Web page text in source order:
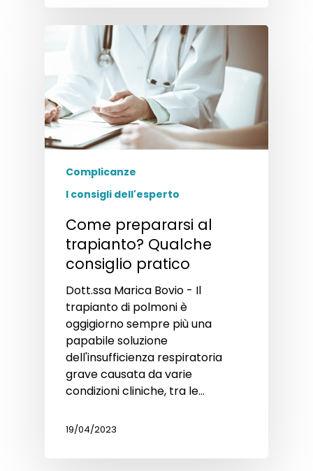
Complicanze
I consigli dell'esperto
Come prepararsi al
trapianto? Qualche
consiglio pratico
Dott.ssa Marica Bovio - Il
trapianto di polmoni è
oggigiorno sempre più una
papabile soluzione
dell'insufficienza respiratoria
grave causata da varie
condizioni cliniche, tra le…
19/04/2023